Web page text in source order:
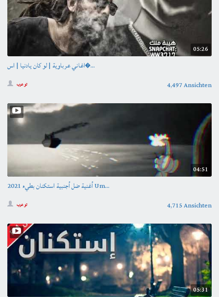
05:26
اغاني عرباوية | لو كان يادنيا | اس�...
تو عرب 4,497 Ansichten
04:51
أغنية ضل أجنبية استكنان بطيء 2021 Um...
تو عرب 4,715 Ansichten
05:31